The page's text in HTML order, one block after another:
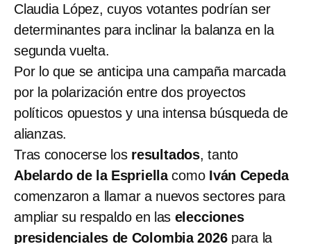
Claudia López, cuyos votantes podrían ser
determinantes para inclinar la balanza en la
segunda vuelta.
Por lo que se anticipa una campaña marcada
por la polarización entre dos proyectos
políticos opuestos y una intensa búsqueda de
alianzas.
Tras conocerse los resultados, tanto
Abelardo de la EspriellacomoIván Cepeda
comenzaron a llamar a nuevos sectores para
ampliar su respaldo en las elecciones
presidenciales de Colombia 2026para la